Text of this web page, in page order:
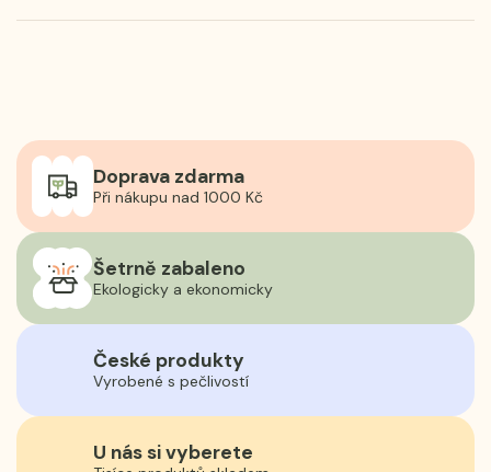
Doprava zdarma
Při nákupu nad 1000 Kč
Šetrně zabaleno
Ekologicky a ekonomicky
České produkty
Vyrobené s pečlivostí
U nás si vyberete